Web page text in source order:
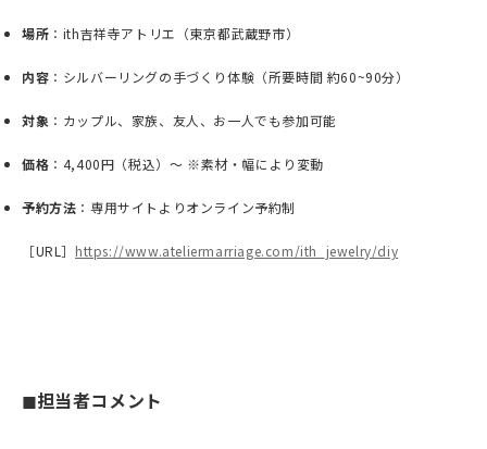
場所 ：ith吉祥寺アトリエ（東京都武蔵野市）
内容 ：シルバーリングの手づくり体験（所要時間 約60~90分）
対象 ：カップル、家族、友人、お一人でも参加可能
価格 ：4,400円（税込）〜 ※素材・幅により変動
予約方法 ：専用サイトよりオンライン予約制
［URL］ https://www.ateliermarriage.com/ith_jewelry/diy
◼︎担当者コメント